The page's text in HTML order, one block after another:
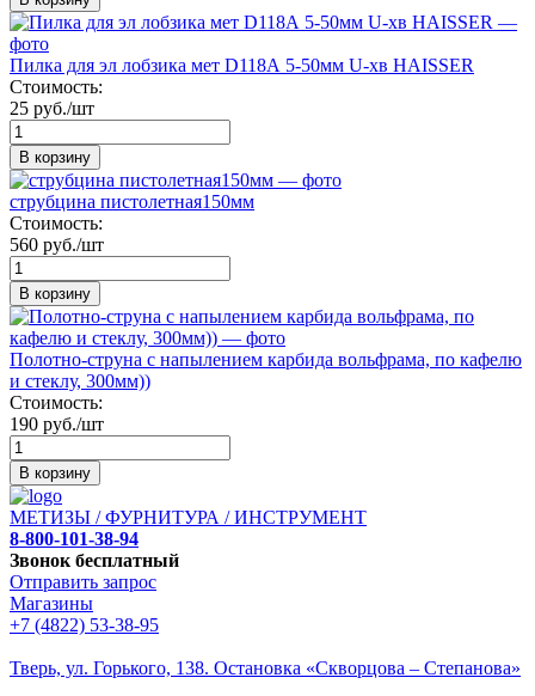
Пилка для эл лобзика мет D118А 5-50мм U-хв HAISSER
Стоимость:
25 руб./шт
В корзину
струбцина пистолетная150мм
Стоимость:
560 руб./шт
В корзину
Полотно-струна с напылением карбида вольфрама, по кафелю
и стеклу, 300мм))
Стоимость:
190 руб./шт
В корзину
МЕТИЗЫ / ФУРНИТУРА / ИНСТРУМЕНТ
8-800-101-38-94
Звонок бесплатный
Отправить запрос
Магазины
+7 (4822) 53-38-95
Тверь, ул. Горького, 138. Остановка «Скворцова – Степанова»